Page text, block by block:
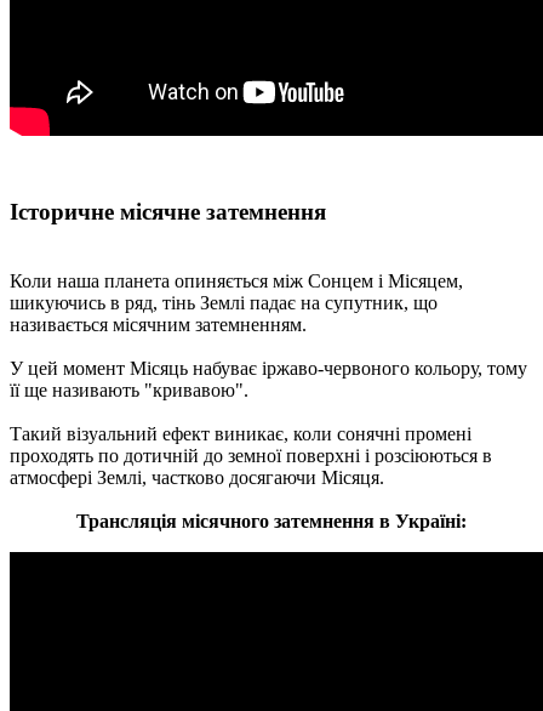
Історичне місячне затемнення
Коли наша планета опиняється між Сонцем і Місяцем,
шикуючись в ряд, тінь Землі падає на супутник, що
називається місячним затемненням.
У цей момент Місяць набуває іржаво-червоного кольору, тому
її ще називають "кривавою".
Такий візуальний ефект виникає, коли сонячні промені
проходять по дотичній до земної поверхні і розсіюються в
атмосфері Землі, частково досягаючи Місяця.
Трансляція місячного затемнення в Україні: